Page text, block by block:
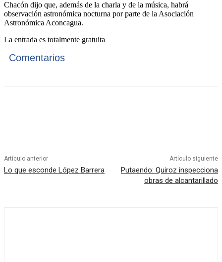
Chacón dijo que, además de la charla y de la música, habrá
observación astronómica nocturna por parte de la Asociación
Astronómica Aconcagua.
La entrada es totalmente gratuita
Comentarios
Artículo anterior
Lo que esconde López Barrera
Artículo siguiente
Putaendo: Quiroz inspecciona
obras de alcantarillado